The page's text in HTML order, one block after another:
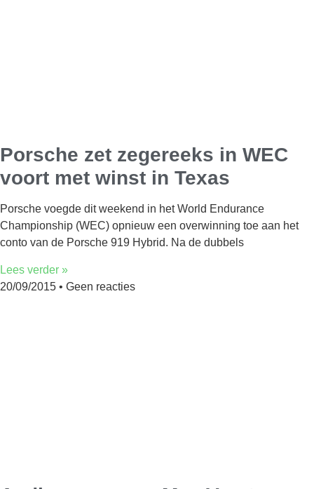
Porsche zet zegereeks in WEC
voort met winst in Texas
Porsche voegde dit weekend in het World Endurance
Championship (WEC) opnieuw een overwinning toe aan het
conto van de Porsche 919 Hybrid. Na de dubbels
Lees verder »
20/09/2015
Geen reacties